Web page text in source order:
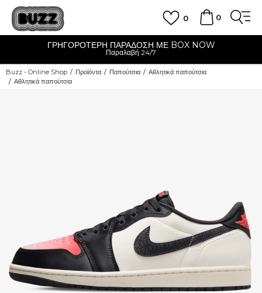
0
0
ΓΡΗΓΟΡΟΤΕΡΗ ΠΑΡΑΔΟΣΗ ΜΕ BOX NOW
Παραλαβή 24/7
Buzz - Online Shop Προϊόντα Παπούτσια
Αθλητικά παπούτσια
Αθλητικά παπούτσια